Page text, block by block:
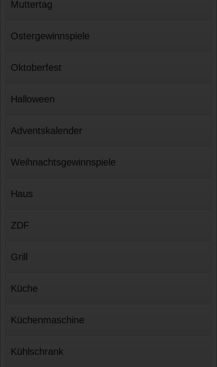
Muttertag
Ostergewinnspiele
Oktoberfest
Halloween
Adventskalender
Weihnachtsgewinnspiele
Haus
ZDF
Grill
Küche
Küchenmaschine
Kühlschrank